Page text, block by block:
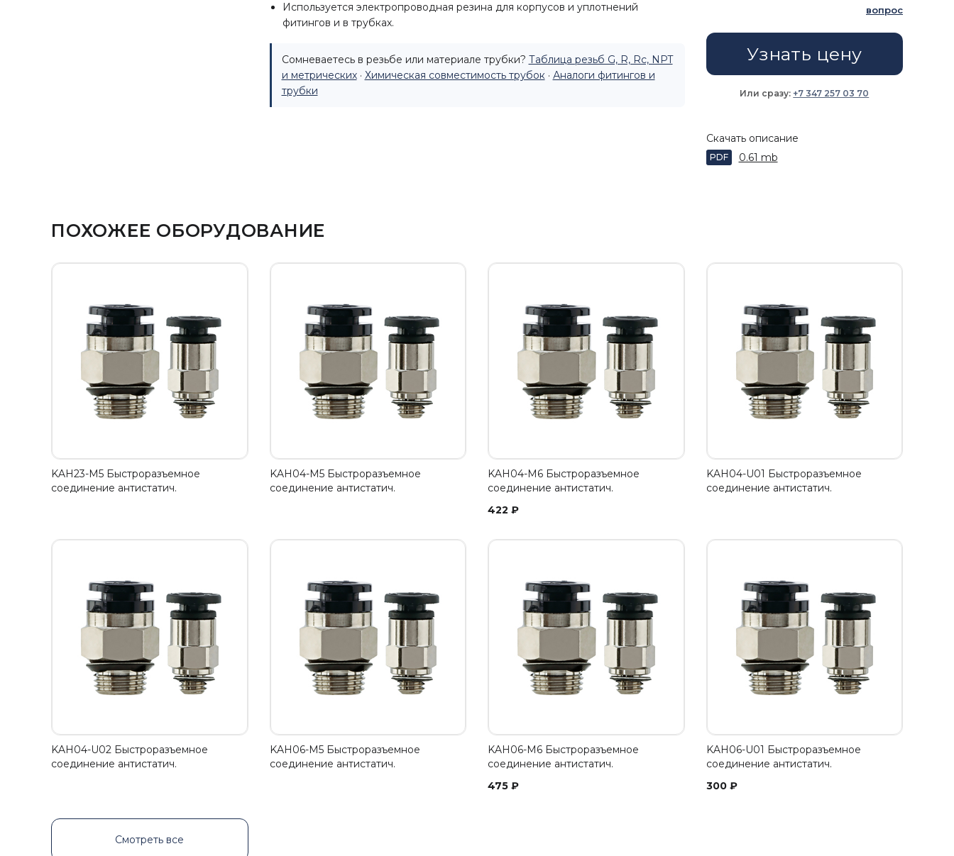
Используется электропроводная резина для корпусов и уплотнений
фитингов и в трубках.
Сомневаетесь в резьбе или материале трубки? Таблица резьб G, R, Rc, NPT
и метрических· Химическая совместимость трубок· Аналоги фитингов и
трубки
вопрос
Узнать цену
Или сразу: +7 347 257 03 70
Скачать описание
PDF 0.61 mb
ПОХОЖЕЕ ОБОРУДОВАНИЕ
KAH23-M5 Быстроразъемное
соединение антистатич.
KAH04-M5 Быстроразъемное
соединение антистатич.
KAH04-M6 Быстроразъемное
соединение антистатич.
422 ₽
KAH04-U01 Быстроразъемное
соединение антистатич.
KAH04-U02 Быстроразъемное
соединение антистатич.
KAH06-M5 Быстроразъемное
соединение антистатич.
KAH06-M6 Быстроразъемное
соединение антистатич.
475 ₽
KAH06-U01 Быстроразъемное
соединение антистатич.
300 ₽
Смотреть все